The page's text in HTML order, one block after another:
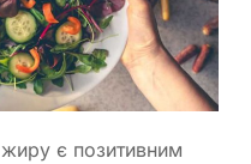
є позитивним